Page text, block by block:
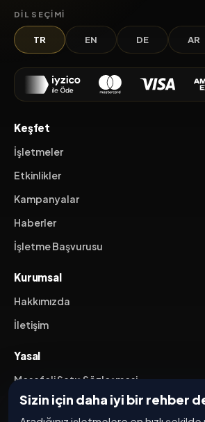
Sizin için daha iyi bir rehber
DIL SEÇIMI
TR EN DE AR
Keşfet
İşletmeler
Etkinlikler
Kampanyalar
Haberler
İşletme Başvurusu
Kurumsal
Hakkımızda
İletişim
Yasal
Mesafeli Satış Sözleşmesi
İptal / İade Koşulları